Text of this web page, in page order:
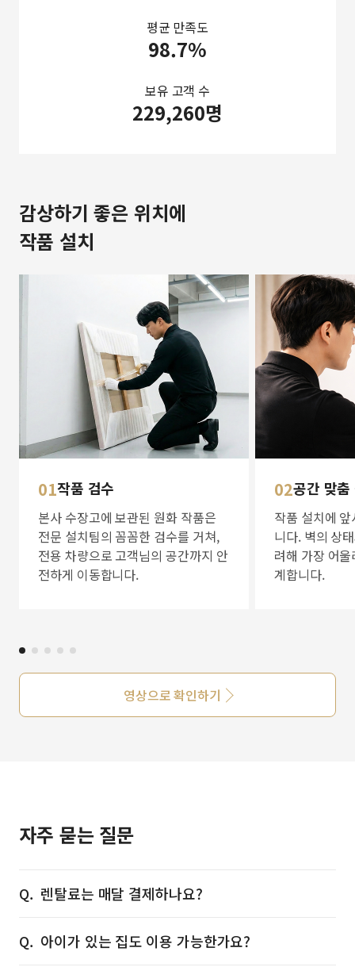
평균 만족도
98.7%
보유 고객 수
229,260명
감상하기 좋은 위치에
작품 설치
01작품 검수
본사 수장고에 보관된 원화 작품은
전문 설치팀의 꼼꼼한 검수를 거쳐,
전용 차량으로 고객님의 공간까지 안
전하게 이동합니다.
02공간 맞
작품 설치에
니다. 벽의 상
려해 가장 어
계합니다.
영상으로 확인하기
자주 묻는 질문
렌탈료는 매달 결제하나요?
아이가 있는 집도 이용 가능한가요?